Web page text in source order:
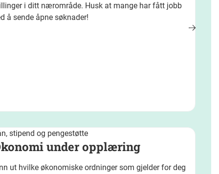
i ditt nærområde. Husk at mange har fått jobb
å sende åpne søknader!
stipend og pengestøtte
under opplæring
ut hvilke økonomiske ordninger som gjelder for deg